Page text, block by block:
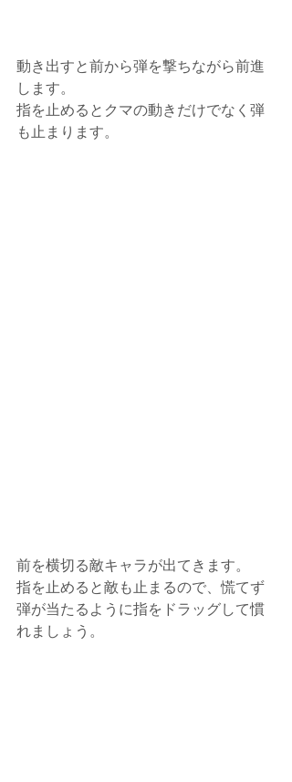
動き出すと前から弾を撃ちながら前進
します。
指を止めるとクマの動きだけでなく弾
も止まります。
前を横切る敵キャラが出てきます。
指を止めると敵も止まるので、慌てず
弾が当たるように指をドラッグして慣
れましょう。